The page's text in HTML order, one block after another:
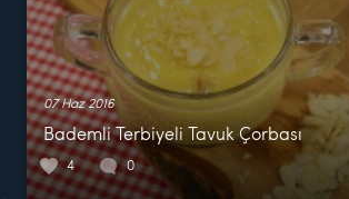
07 Haz 2016
Bademli Terbiyeli Tavuk Çorbası
4 0